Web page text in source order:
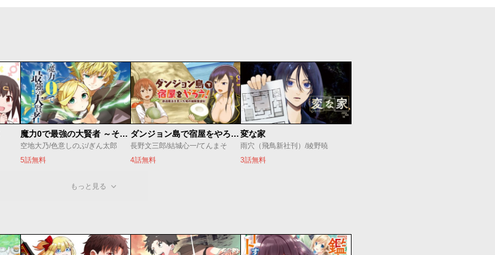
魔力0で最強の大賢者 ～それは魔法ではない、物理だ！～
空地大乃/色意しのぶ/ぎん太郎
5話無料
ダンジョン島で宿屋をやろう！ 創造魔法を貰った俺の細腕繁盛記
長野文三郎/結城心一/てんまそ
4話無料
変な家
雨穴（飛鳥新社刊）/綾野暁
3話無料
もっと見る